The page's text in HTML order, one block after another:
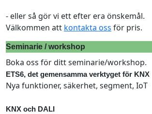
- eller så gör vi ett efter era önskemål.
Välkommen att kontakta oss för pris.
Seminarie / workshop
Boka oss för ditt seminarie/workshop.
ETS6, det gemensamma verktyget för KNX
Nya funktioner, säkerhet, segment, IoT
KNX och DALI